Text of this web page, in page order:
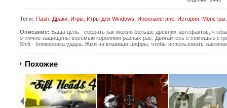
Теги: Flash, Драки, Игры, Игры для Windows Инопланетяне, История, Монстры
Описание: Ваша цель - собрать как можно больше древних артефактов,
отлично защищены восемью королями разных рас. Двигайтесь с помощью
Shift - блокировка удара. Жми на клавиши-цифры, чтобы использовать
Похожие